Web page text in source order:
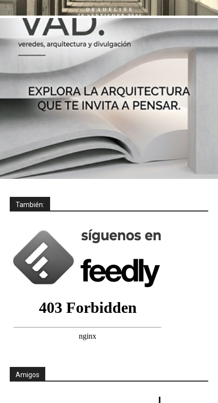
También:
Amigos